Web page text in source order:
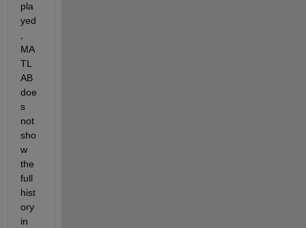
pla
yed
MA
TL
AB
doe
s
not
sho
w
the
full
hist
ory
in